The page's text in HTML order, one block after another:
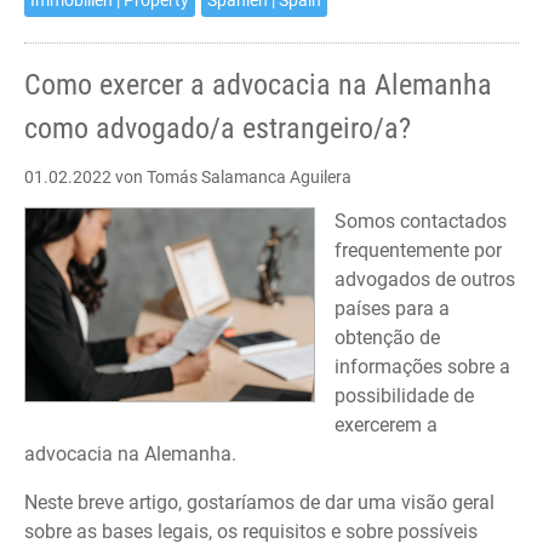
Como exercer a advocacia na Alemanha
como advogado/a estrangeiro/a?
01.02.2022 von Tomás Salamanca Aguilera
Somos contactados
frequentemente por
advogados de outros
países para a
obtenção de
informações sobre a
possibilidade de
exercerem a
advocacia na Alemanha.
Neste breve artigo, gostaríamos de dar uma visão geral
sobre as bases legais, os requisitos e sobre possíveis